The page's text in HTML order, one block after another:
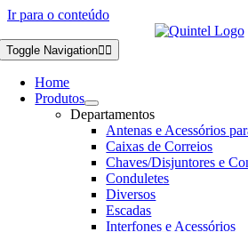
Ir para o conteúdo
Toggle Navigation
Home
Produtos
Departamentos
Antenas e Acessórios
Caixas de Correios
Chaves/Disjuntores e
Conduletes
Diversos
Escadas
Interfones e Acessórios